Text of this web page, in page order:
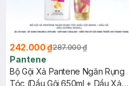
242.000 ₫287.000 ₫
Pantene
Bộ Gội Xả Pantene Ngăn Rụng
Tóc (Dầu Gội 650ml + Dầu Xả